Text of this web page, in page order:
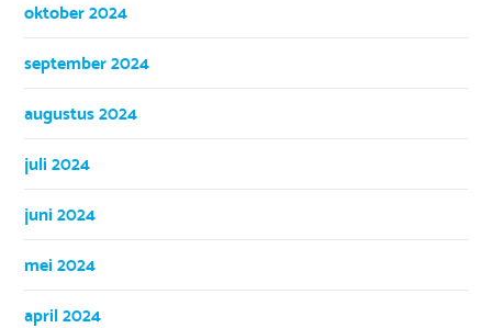
oktober 2024
september 2024
augustus 2024
juli 2024
juni 2024
mei 2024
april 2024